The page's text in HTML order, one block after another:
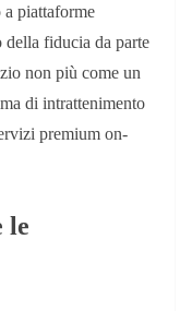
piattaforme
della fiducia da parte
non più come un
di intrattenimento
premium on-
le